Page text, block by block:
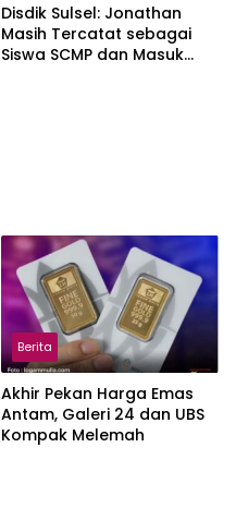
Disdik Sulsel: Jonathan
Masih Tercatat sebagai
Siswa SCMP dan Masuk
Berita
Akhir Pekan Harga Emas
Antam, Galeri 24 dan UBS
Kompak Melemah